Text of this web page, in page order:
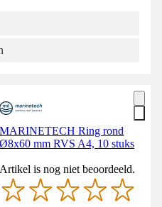
MARINETECH Ring rond
Ø8x60 mm RVS A4, 10 stuks
Artikel is nog niet beoordeeld.